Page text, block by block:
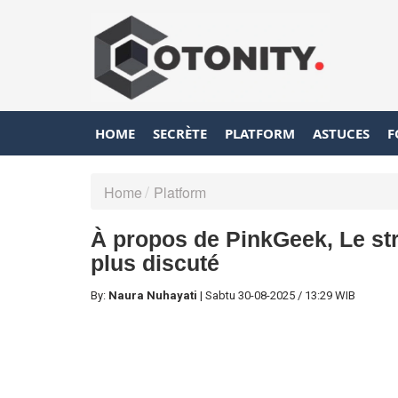
HOME SECRÈTE PLATFORM ASTUCES
Home Platform
À propos de PinkGeek, Le
plus discuté
By: Naura Nuhayati | Sabtu 30-08-2025 / 13:29 WIB